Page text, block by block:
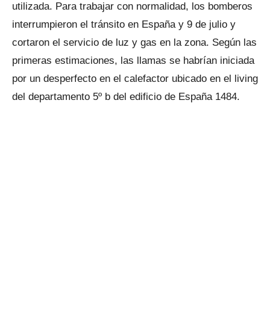
utilizada. Para trabajar con normalidad, los bomberos
interrumpieron el tránsito en España y 9 de julio y
cortaron el servicio de luz y gas en la zona. Según las
primeras estimaciones, las llamas se habrían iniciada
por un desperfecto en el calefactor ubicado en el living
del departamento 5º b del edificio de España 1484.